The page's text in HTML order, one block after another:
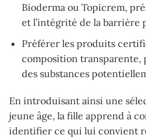
Bioderma ou Topicrem,
et l’intégrité de la barrière
Préférer les produits
composition transparente,
des substances
En introduisant ainsi une
jeune âge, la fille apprend à
identifier ce qui lui convient